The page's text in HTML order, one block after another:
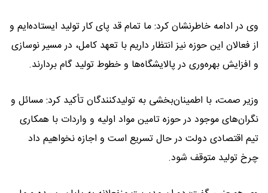
وی در ادامه خاطرنشان کرد: ما تمام قد پای کار تولید ایستاده‌ایم و
از فعالان این حوزه نیز انتظار داریم با تعهد کامل، در مسیر نوسازی
و افزایش بهره‌وری در پالایشگاه‌ها و خطوط تولید گام بردارند.
وزیر صمت، با اطمینان‌بخشی به تولیدکنندگان تأکید کرد: مسائل و
نگران‌های موجود در حوزه تامین مواد اولیه و واردات با همکاری
تیم اقتصادی دولت در حال تسریع است و اجازه نخواهیم داد
چرخ تولید متوقف شود.